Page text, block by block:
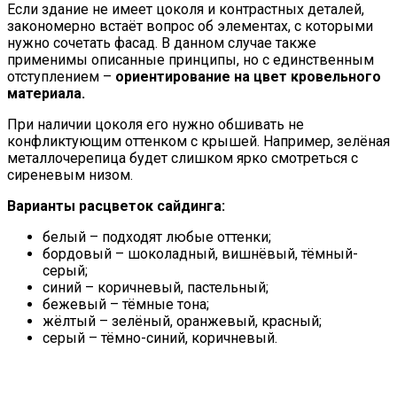
Если здание не имеет цоколя и контрастных деталей,
закономерно встаёт вопрос об элементах, с которыми
нужно сочетать фасад. В данном случае также
применимы описанные принципы, но с единственным
отступлением – ориентирование на цвет кровельного
материала.
При наличии цоколя его нужно обшивать не
конфликтующим оттенком с крышей. Например, зелёная
металлочерепица будет слишком ярко смотреться с
сиреневым низом.
Варианты расцветок сайдинга:
белый – подходят любые оттенки;
бордовый – шоколадный, вишнёвый, тёмный-
серый;
синий – коричневый, пастельный;
бежевый – тёмные тона;
жёлтый – зелёный, оранжевый, красный;
серый – тёмно-синий, коричневый.